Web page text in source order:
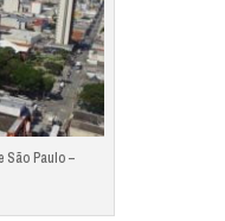
São Paulo –